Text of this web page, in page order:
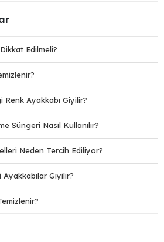
Edilmeli?
Renk Ayakkabı Giyilir?
Süngeri Nasıl Kullanılır?
Neden Tercih Ediliyor?
Ayakkabılar Giyilir?